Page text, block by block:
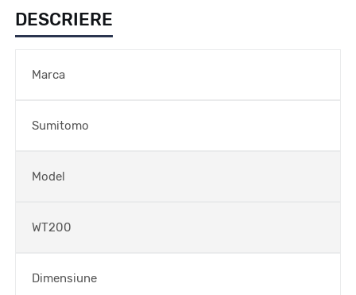
DESCRIERE
Marca
Sumitomo
Model
WT200
Dimensiune